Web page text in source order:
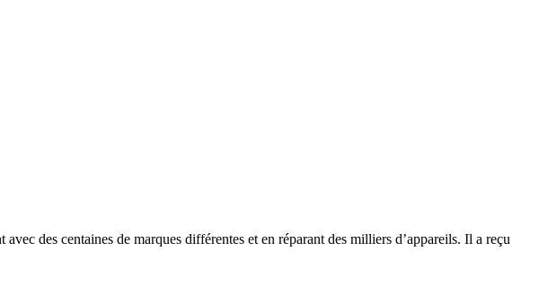
des centaines de marques différentes et en réparant des milliers d’appareils. Il a reçu